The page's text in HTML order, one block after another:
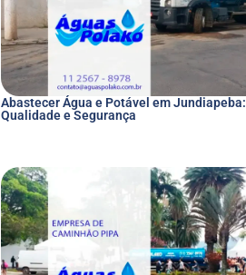
Abastecer Água e Potável em Jundiapeba:
Qualidade e Segurança